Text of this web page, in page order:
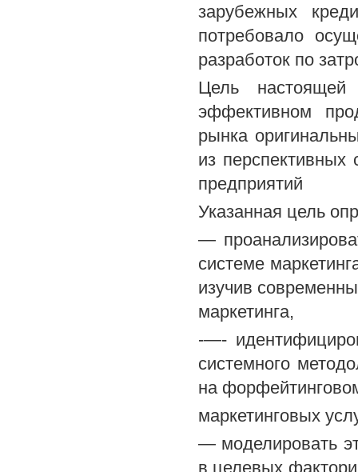
зарубежных
потребовало
разработок по
Цель
эффективном
рынка
из
предприятий
Указанная цель
—
системе
изучив
маркетинга,
-—-
системного
на
маркетинговых
— моделировать
в целевых